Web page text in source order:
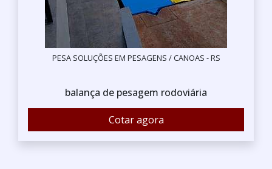
PESA SOLUÇÕES EM PESAGENS / CANOAS - RS
balança de pesagem rodoviária
Cotar agora